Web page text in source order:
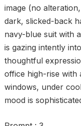
image (no
dark, slicked-back
navy-blue suit with
is gazing intently
thoughtful
office high-rise with
windows, under
mood is